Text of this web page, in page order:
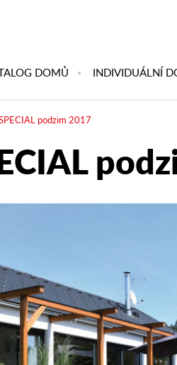
DOMŮ INDIVIDUÁLNÍ
podzim 2017